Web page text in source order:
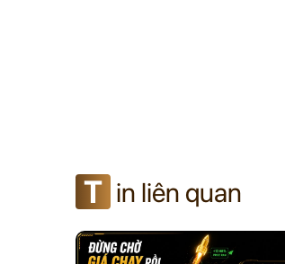
T in liên quan